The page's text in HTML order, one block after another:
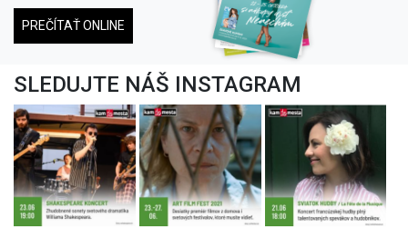
PREČÍTAŤ ONLINE
SLEDUJTE NÁŠ INSTAGRAM